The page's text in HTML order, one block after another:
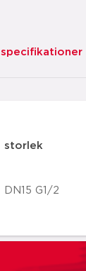
specifikationer
storlek
DN15 G1/2